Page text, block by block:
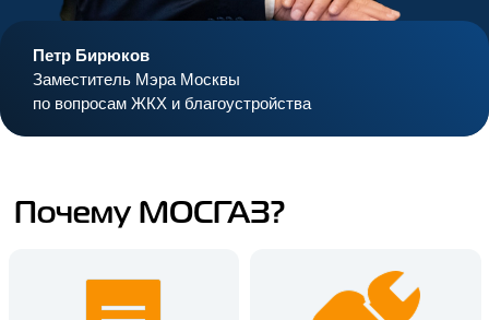
Петр Бирюков
Заместитель Мэра Москвы
по вопросам ЖКХ и благоустройства
Почему МОСГАЗ?